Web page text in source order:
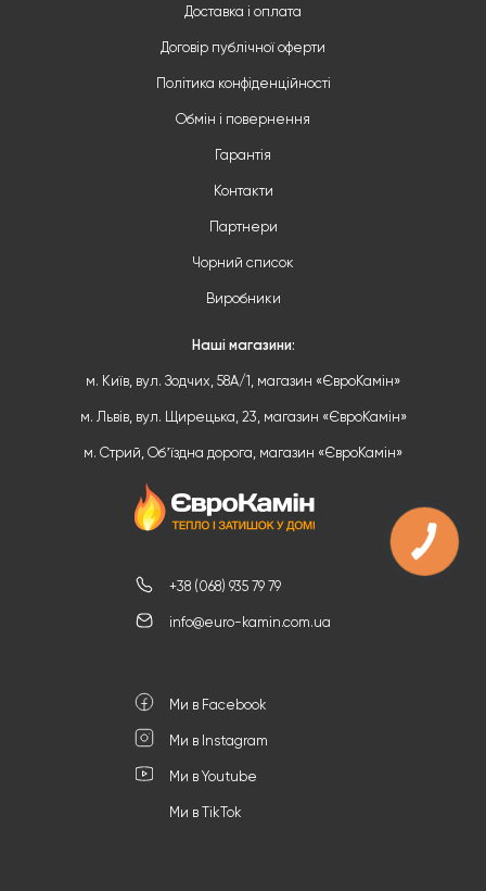
+38 (068) 935 79 79
info@euro-kamin.com.ua
Ми в Facebook
Ми в Instagram
Ми в Youtube
Ми в TikTok
Доставка і оплата
Договір публічної оферти
Політика конфіденційності
Обмін і повернення
Гарантія
Контакти
Партнери
Чорний список
Виробники
Наші магазини:
м. Київ, вул. Зодчих, 58А/1, магазин «ЄвроКамін»
м. Львів, вул. Щирецька, 23, магазин «ЄвроКамін»
м. Стрий, Обʼїздна дорога, магазин «ЄвроКамін»